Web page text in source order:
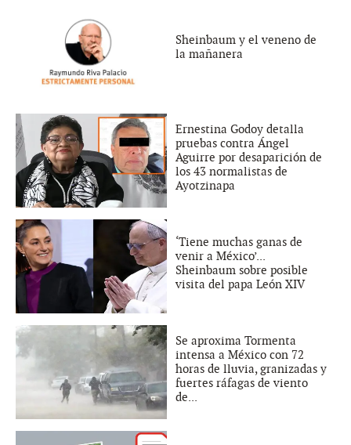
Sheinbaum y el veneno de
la mañanera
Ernestina Godoy detalla
pruebas contra Ángel
Aguirre por desaparición de
los 43 normalistas de
Ayotzinapa
‘Tiene muchas ganas de
venir a México’...
Sheinbaum sobre posible
visita del papa León XIV
Se aproxima Tormenta
intensa a México con 72
horas de lluvia, granizadas y
fuertes ráfagas de viento
de...